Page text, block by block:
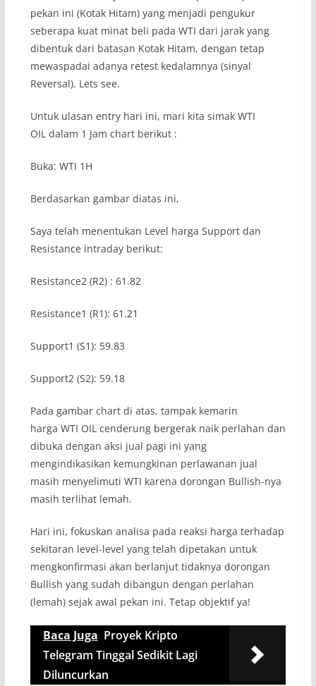
pekan ini (Kotak Hitam) yang menjadi pengukur
seberapa kuat minat beli pada WTI dari jarak yang
dibentuk dari batasan Kotak Hitam, dengan tetap
mewaspadai adanya retest kedalamnya (sinyal
Reversal). Lets see.
Untuk ulasan entry hari ini, mari kita simak WTI
OIL dalam 1 Jam chart berikut :
Buka: WTI 1H
Berdasarkan gambar diatas ini,
Saya telah menentukan Level harga Support dan
Resistance intraday berikut:
Resistance2 (R2) : 61.82
Resistance1 (R1): 61.21
Support1 (S1): 59.83
Support2 (S2): 59.18
Pada gambar chart di atas, tampak kemarin
harga WTI OIL cenderung bergerak naik perlahan dan
dibuka dengan aksi jual pagi ini yang
mengindikasikan kemungkinan perlawanan jual
masih menyelimuti WTI karena dorongan Bullish-nya
masih terlihat lemah.
Hari ini, fokuskan analisa pada reaksi harga terhadap
sekitaran level-level yang telah dipetakan untuk
mengkonfirmasi akan berlanjut tidaknya dorongan
Bullish yang sudah dibangun dengan perlahan
(lemah) sejak awal pekan ini. Tetap objektif ya!
Baca Juga Proyek Kripto
Telegram Tinggal Sedikit Lagi
Diluncurkan